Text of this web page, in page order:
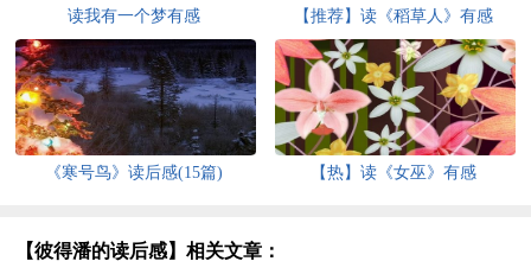
读我有一个梦有感 【推荐】读《稻草人》有感
《寒号鸟》读后感(15篇) 【热】读《女巫》有感
【彼得潘的读后感】相关文章：